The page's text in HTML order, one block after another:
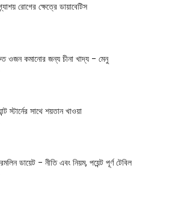
রোগের ক্ষেত্রে ডায়াবেটিস
ওজন কমানোর জন্য চীনা খাদ্য - মেনু
স্টার্নের সাথে শয়তান খাওয়া
ডায়েট - নীতি এবং নিয়ম, পয়েন্ট পূর্ণ টেবিল